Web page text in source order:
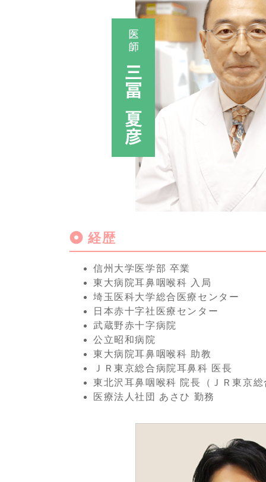
経歴
信州大学医学部 卒業
東大病院耳鼻咽喉科 入局
埼玉医科大学総合医療センター
日本赤十字社医療センター
武蔵野赤十字病院
公立昭和病院
東大病院耳鼻咽喉科 助教
ＪＲ東京総合病院耳鼻科 医長
東北沢耳鼻咽喉科 院長（ＪＲ東京
医療法人社団 あさひ 勤務